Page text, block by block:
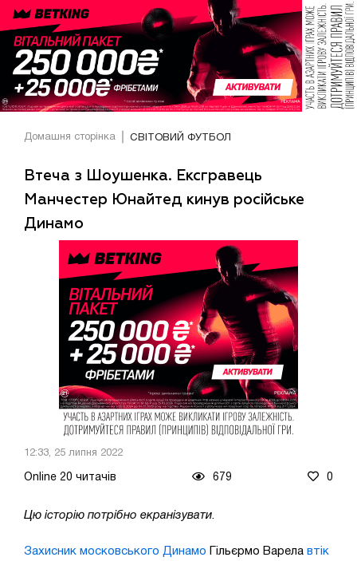
Домашня сторінка СВІТОВИЙ ФУТБОЛ
Втеча з Шоушенка. Ексгравець
Манчестер Юнайтед кинув російське
Динамо
12:33, 25 липня 2022
Online 20 читачів 679 0
Цю історію потрібно екранізувати
Захисник московського Динамо Гільєрмо Варела втік